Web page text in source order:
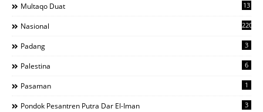
Multaqo Duat 13
Nasional 220
Padang 3
Palestina 6
Pasaman 1
Pondok Pesantren Putra Dar El-Iman 3